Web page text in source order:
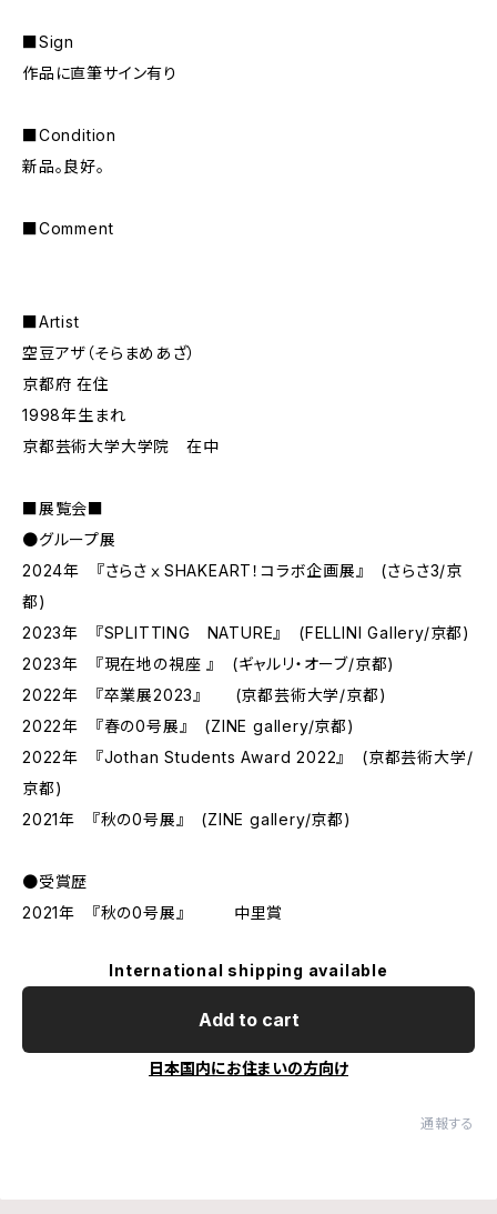
■Sign
作品に直筆サイン有り
■Condition
新品。良好。
■Comment
■Artist
空豆アザ（そらまめあざ）
京都府 在住
1998年生まれ
京都芸術大学大学院 在中
■展覧会■
●グループ展
2024年 『さらさⅹSHAKEART！コラボ企画展』 (さらさ3/京
都)
2023年 『SPLITTING NATURE』 (FELLINI Gallery/京都)
2023年 『現在地の視座 』 (ギャルリ・オーブ/京都)
2022年 『卒業展2023』 (京都芸術大学/京都)
2022年 『春の0号展』 (ZINE gallery/京都)
2022年 『Jothan Students Award 2022』 (京都芸術大学/
京都)
2021年 『秋の0号展』 (ZINE gallery/京都)
●受賞歴
2021年 『秋の0号展』 中里賞
International shipping available
Add to cart
日本国内にお住まいの方向け
通報する